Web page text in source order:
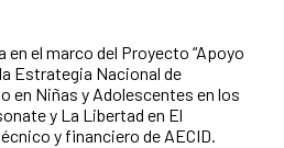
el marco del Proyecto “Apoyo
Estrategia Nacional de
en Niñas y Adolescentes en los
y La Libertad en El
y financiero de AECID.